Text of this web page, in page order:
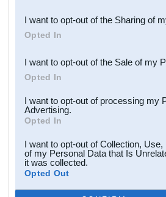
Downstream Participants
third parties.
I want to opt-out of the Sharing of
Opted In
I want to opt-out of the Sale of my
Opted In
I want to opt-out of processing my
Advertising.
Opted In
I want to opt-out of Collection,
of my Personal Data that Is
it was collected.
Opted Out